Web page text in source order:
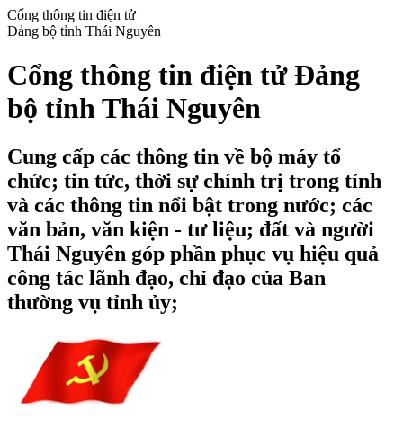
Cổng thông tin điện tử
Đảng bộ tỉnh Thái Nguyên
Cổng thông tin điện tử Đảng
bộ tỉnh Thái Nguyên
Cung cấp các thông tin về bộ máy tổ
chức; tin tức, thời sự chính trị trong tỉnh
và các thông tin nổi bật trong nước; các
văn bản, văn kiện - tư liệu; đất và người
Thái Nguyên góp phần phục vụ hiệu quả
công tác lãnh đạo, chỉ đạo của Ban
thường vụ tỉnh ủy;